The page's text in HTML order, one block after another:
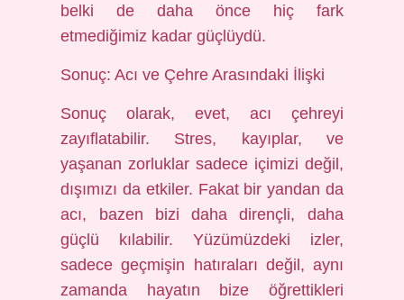
belki de daha önce hiç fark
etmediğimiz kadar güçlüydü.
Sonuç: Acı ve Çehre Arasındaki İlişki
Sonuç olarak, evet, acı çehreyi
zayıflatabilir. Stres, kayıplar, ve
yaşanan zorluklar sadece içimizi değil,
dışımızı da etkiler. Fakat bir yandan da
acı, bazen bizi daha dirençli, daha
güçlü kılabilir. Yüzümüzdeki izler,
sadece geçmişin hatıraları değil, aynı
zamanda hayatın bize öğrettikleri